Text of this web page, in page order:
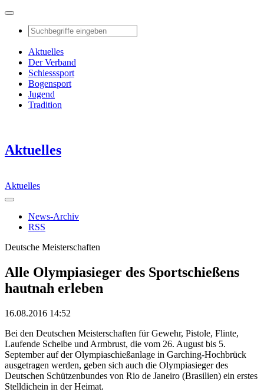
Aktuelles
Der Verband
Schiesssport
Bogensport
Jugend
Tradition
Aktuelles
Aktuelles
News-Archiv
RSS
Deutsche Meisterschaften
Alle Olympiasieger des Sportschießens
hautnah erleben
16.08.2016 14:52
Bei den Deutschen Meisterschaften für Gewehr, Pistole, Flinte,
Laufende Scheibe und Armbrust, die vom 26. August bis 5.
September auf der Olympiaschießanlage in Garching-Hochbrück
ausgetragen werden, geben sich auch die Olympiasieger des
Deutschen Schützenbundes von Rio de Janeiro (Brasilien) ein erstes
Stelldichein in der Heimat.